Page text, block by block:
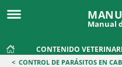
Manual
CONTENIDO
< CONTROL DE PARÁSITOS EN